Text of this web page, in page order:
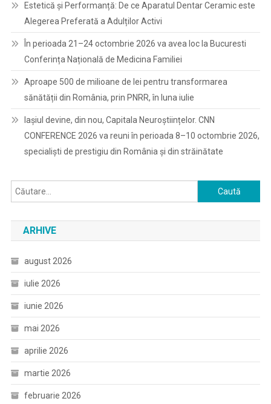
Estetică și Performanță: De ce Aparatul Dentar Ceramic este
Alegerea Preferată a Adulților Activi
În perioada 21–24 octombrie 2026 va avea loc la Bucuresti
Conferința Națională de Medicina Familiei
Aproape 500 de milioane de lei pentru transformarea
sănătății din România, prin PNRR, în luna iulie
Iașiul devine, din nou, Capitala Neuroștiințelor. CNN
CONFERENCE 2026 va reuni în perioada 8–10 octombrie 2026,
specialiști de prestigiu din România și din străinătate
Caută
după:
ARHIVE
august 2026
iulie 2026
iunie 2026
mai 2026
aprilie 2026
martie 2026
februarie 2026